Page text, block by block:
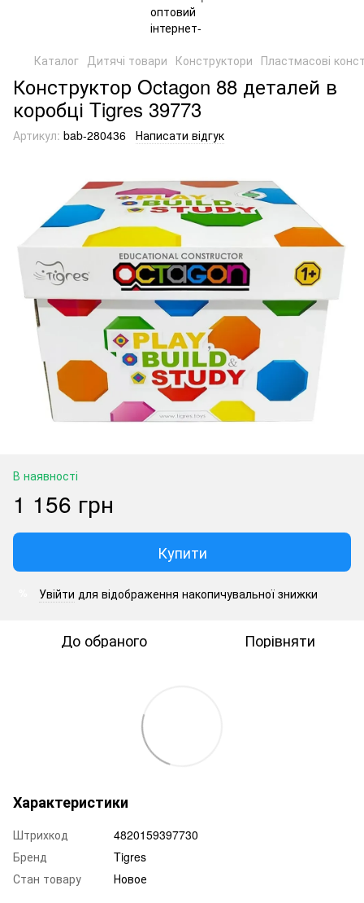
Каталог Дитячі товари Конструктори Пластмасові
Конструктор Octagon 88 деталей в
коробці Tigres 39773
Артикул: bab-280436 Написати відгук
В наявності
1 156 грн
Купити
Увійти для відображення накопичувальної знижки
До обраного Порівняти
Характеристики
Штрихкод
4820159397730
Бренд
Tigres
Стан товару
Новое